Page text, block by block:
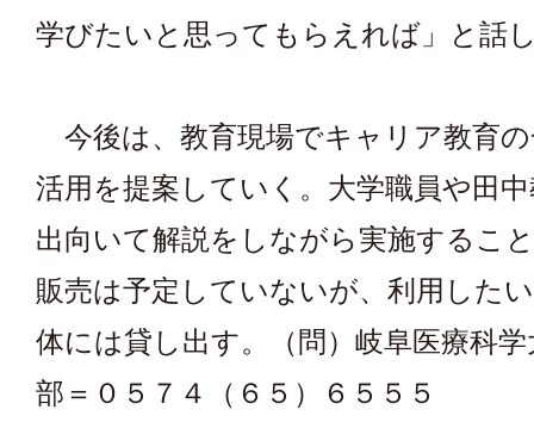
学びたいと思ってもらえれば」と話
今後は、教育現場でキャリア教育
活用を提案していく。大学職員や田
出向いて解説をしながら実施するこ
販売は予定していないが、利用した
体には貸し出す。（問）岐阜医療科
部＝０５７４（６５）６５５５